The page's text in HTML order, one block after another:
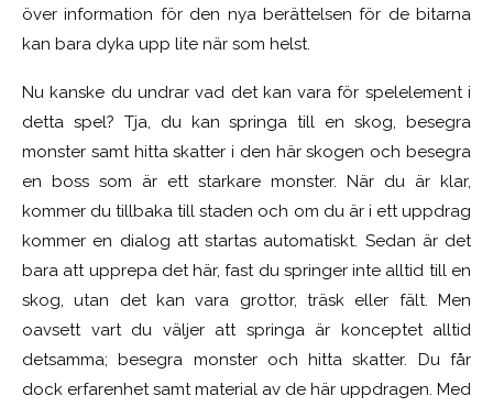
över information för den nya berättelsen för de bitarna
kan bara dyka upp lite när som helst.
Nu kanske du undrar vad det kan vara för spelelement i
detta spel? Tja, du kan springa till en skog, besegra
monster samt hitta skatter i den här skogen och besegra
en boss som är ett starkare monster. När du är klar,
kommer du tillbaka till staden och om du är i ett uppdrag
kommer en dialog att startas automatiskt. Sedan är det
bara att upprepa det här, fast du springer inte alltid till en
skog, utan det kan vara grottor, träsk eller fält. Men
oavsett vart du väljer att springa är konceptet alltid
detsamma; besegra monster och hitta skatter. Du får
dock erfarenhet samt material av de här uppdragen. Med